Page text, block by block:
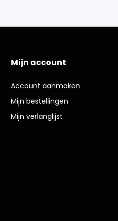
Mijn account
Account aanmaken
Mijn bestellingen
Mijn verlanglijst